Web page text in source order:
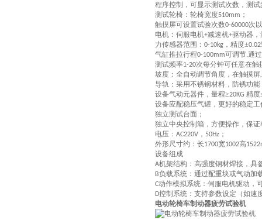
程序控制，可显示测试次数，测
测试轮椅：轮椅宽度510mm ；
触摸屏可设置试验次数0-60000次
电机：伺服电机+减速机+驱动器，
力传感器范围： 0-10kg ，精度±
气缸推拉行程0-100mm可调节.通
测试频率1-20次每分钟可任意在触
坡度：全自动调节角度，在触摸屏
导轨：采用不锈钢材料，防锈功能
设备气动元器件，量程≥20KG 精度
设备应配稳压气罐，更好的稳定
独立测试台面；
独立中央控制箱，方便操作，保
电压 ： AC220V ， 50Hz ；
外形尺寸约：长1700宽1002高
设备组成
A机架结构‌：高强度钢材焊接，具
B负载系统‌：通过配重块或气动加
C动作模拟系统‌：伺服电机驱动，
D控制系统‌：支持参数设定（如速
电动轮椅车制动器疲劳试验机